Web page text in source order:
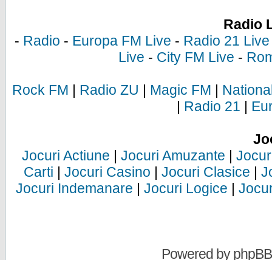
Radio
- Radio - Europa FM Live - Radio 21 Live
Live - City FM Live -
Rock FM | Radio ZU | Magic FM |
| Radio 21 |
Jocuri Actiune | Jocuri Amuzante |
Carti | Jocuri Casino | Jocuri Clasice |
Jocuri Indemanare | Jocuri Logice |
Powered byphpBB